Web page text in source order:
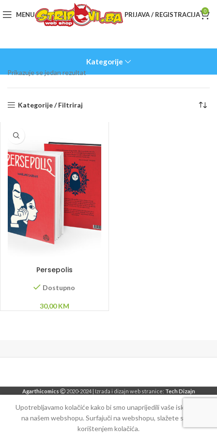
MENU PRIJAVA / REGISTRACIJA 0
Kategorije
Prikazuje se jedan rezultat
Kategorije / Filtriraj
Persepolis
Dostupno
30,00KM
Agarthicomics 2020-2024 | Izrada i dizajn web stranice: Tech Dizajn
Upotrebljavamo kolačiće kako bi smo unaprijedili vaše iskustvo
na našem webshopu. Surfajuči na webshopu, slažete se sa
korištenjem kolačića.